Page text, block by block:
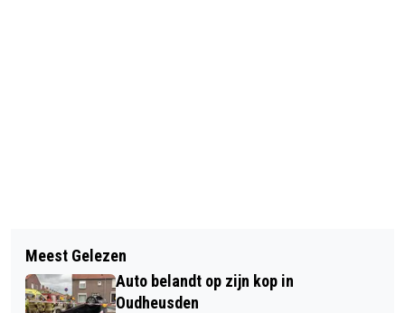
OMGEVINGSVISIE CDA HEUSDEN
BETREFT “HET VLIJMENS LINT”
POSTZEGELBEURS BIJ PHILATRON IN
ELSHOUT OP ZATERDAG 12 MAART
Meest Gelezen
Auto belandt op zijn kop in
Oudheusden